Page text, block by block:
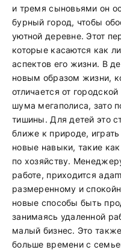
и тремя сыновьями он
бурный город, чтобы
уютной деревне. Этот
которые касаются как
аспектов его жизни. В
новым образом жизни,
отличается от
шума мегаполиса, зато
тишины. Для детей это
ближе к природе,
новые навыки, такие
по хозяйству.
работе, приходится
размеренному и
новые способы быть
занимаясь удаленной
малый бизнес. Это
больше времени с